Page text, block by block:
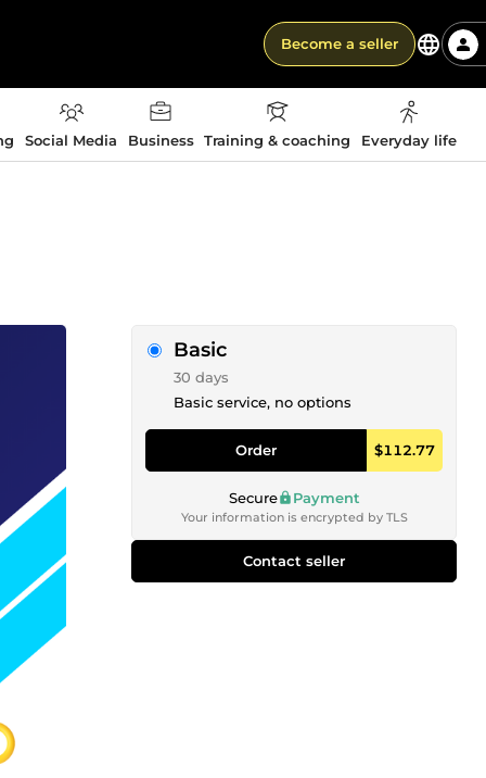
Become a seller
Social Media Business Training & coaching Everyday life
Basic
30 days
Basic service, no options
Order $112.77
Secure Payment
Your information is encrypted by TLS
Contact seller